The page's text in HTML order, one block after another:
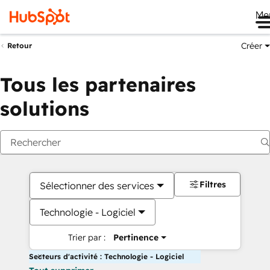
Retour Créer
Tous les partenaires
solutions
Sélectionner des services
Technologie - Logiciel
Trier par : Pertinence
Filtres
Secteurs d'activité : Technologie - Logiciel